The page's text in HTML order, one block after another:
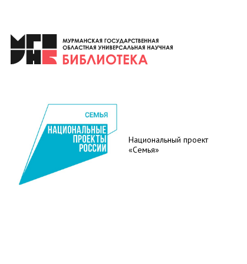
Национальный проект
«Семья»